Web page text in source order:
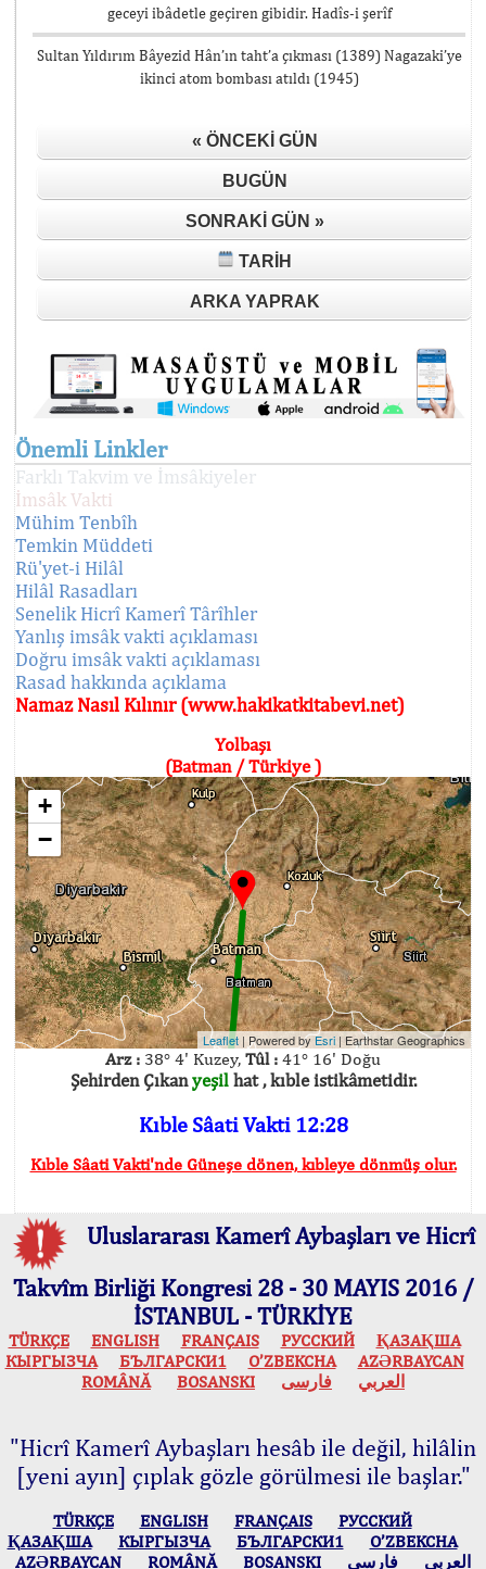
geceyi ibâdetle geçiren gibidir. Hadîs-i şerîf
Sultan Yıldırım Bâyezid Hân’ın taht’a çıkması (1389) Nagazaki’ye
ikinci atom bombası atıldı (1945)
« ÖNCEKI GÜN
BUGÜN
SONRAKI GÜN »
TARIH
ARKA YAPRAK
Önemli Linkler
Farklı Takvim ve İmsâkiyeler
İmsâk Vakti
Mühim Tenbîh
Temkin Müddeti
Rü'yet-i Hilâl
Hilâl Rasadları
Senelik Hicrî Kamerî Târîhler
Yanlış imsâk vakti açıklaması
Doğru imsâk vakti açıklaması
Rasad hakkında açıklama
Namaz Nasıl Kılınır (www.hakikatkitabevi.net)
Yolbaşı
(Batman / Türkiye )
+
−
Leaflet | Powered byEsri | Earthstar Geographics
Arz : 38° 4' Kuzey, Tûl : 41° 16' Doğu
Şehirden Çıkanyeşilhat , kıble istikâmetidir.
Kıble Sâati Vakti 12:28
Kıble Sâati Vakti'nde Güneşe dönen, kıbleye dönmüş olur.
Uluslararası Kamerî Aybaşları ve Hicrî
Takvîm Birliği Kongresi 28 - 30 MAYIS 2016 /
İSTANBUL - TÜRKİYE
TÜRKÇE ENGLISH FRANÇAIS РУССКИЙ
ҚАЗАҚША
КЫPГЫЗЧA
БЪЛГАРСКИ1 O’ZBEKCHA
AZӘRBAYCAN
ROMÂNĂ
BOSANSKI العربي فارسی
"Hicrî Kamerî Aybaşları hesâb ile değil, hilâlin
[yeni ayın] çıplak gözle görülmesi ile başlar."
TÜRKÇE ENGLISH FRANÇAIS
РУССКИЙ
ҚАЗАҚША
КЫPГЫЗЧA БЪЛГАРСКИ1
O’ZBEKCHA
AZӘRBAYCAN
ROMÂNĂ BOSANSKI العربي فارسی